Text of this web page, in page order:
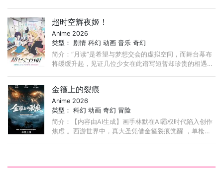
超时空辉夜姬！
Anime 2026
类型： 剧情 科幻 动画 音乐 奇幻
简介：“月读”是希望与梦想交会的虚拟空间，而舞台幕布
将缓缓升起，见证几位少女在此谱写短暂却珍贵的相遇篇
金箍上的裂痕
Anime 2026
类型：科幻 动画 奇幻 冒险
简介：【内容由AI生成】画手林默在AI霸权时代陷入创作
焦虑 。西游世界中，真大圣凭借金箍裂痕觉醒 ，单枪匹